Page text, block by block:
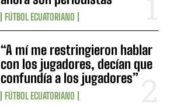
FÚTBOL ECUATORIANO
“A mí me restringieron hablar
con los jugadores, decían que
confundía a los jugadores”
FÚTBOL ECUATORIANO